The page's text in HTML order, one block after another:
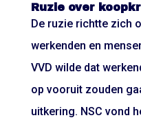
Ruzie over
De ruzie richtte zich
werkenden en
VVD wilde dat
op vooruit zouden
uitkering. NSC vond